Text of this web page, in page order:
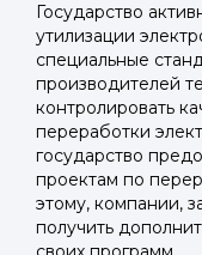
Государство
утилизации
специальные
производителей
контролировать
переработки
государство
проектам по
этому, компании,
получить